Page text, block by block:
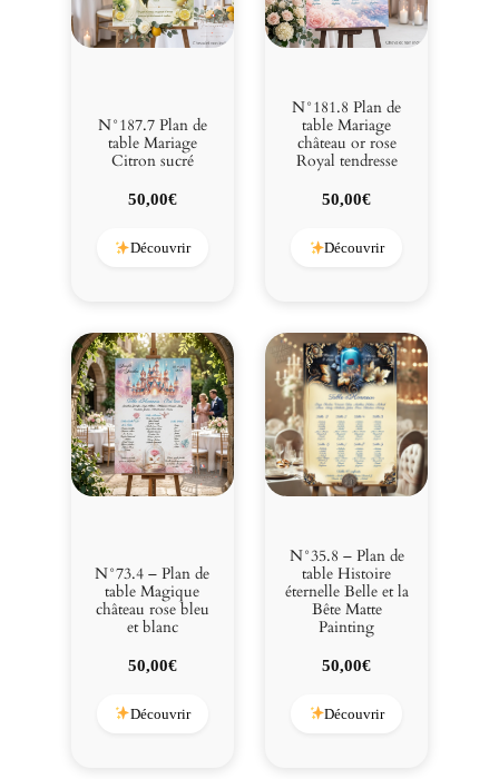
N°187.7 Plan de
table Mariage
Citron sucré
50,00€
Découvrir
N°181.8 Plan de
table Mariage
château or rose
Royal tendresse
50,00€
Découvrir
N°73.4 – Plan de
table Magique
château rose bleu
et blanc
50,00€
Découvrir
N°35.8 – Plan de
table Histoire
éternelle Belle et la
Bête Matte
Painting
50,00€
Découvrir